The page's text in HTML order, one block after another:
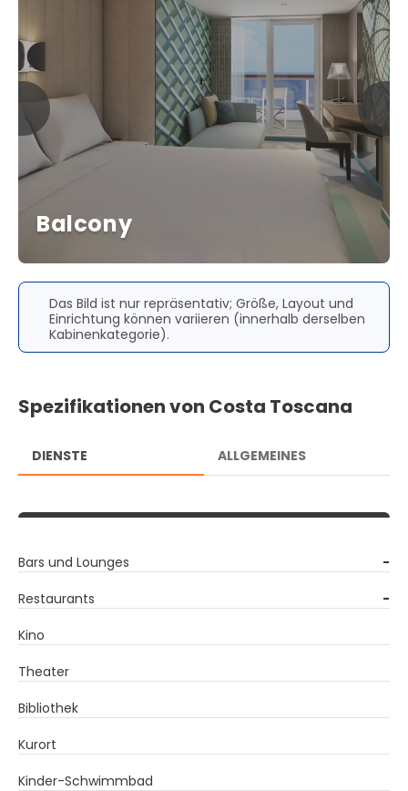
Balcony
Das Bild ist nur repräsentativ; Größe, Layout und
Einrichtung können variieren (innerhalb derselben
Kabinenkategorie).
Spezifikationen von Costa Toscana
DIENSTE ALLGEMEINES
Bars und Lounges
-
Restaurants
-
Kino
Theater
Bibliothek
Kurort
Kinder-Schwimmbad